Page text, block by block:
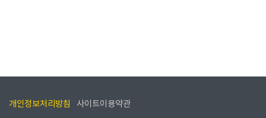
개인정보처리방침 사이트이용약관